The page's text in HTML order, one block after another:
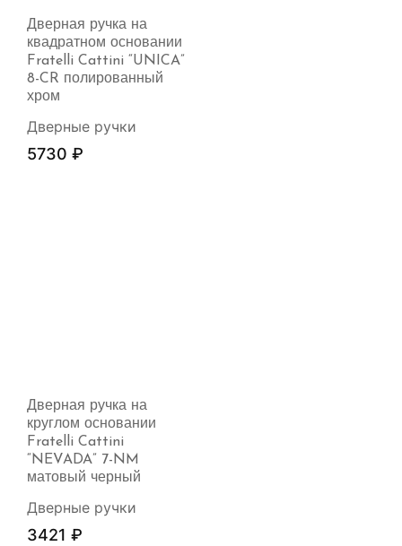
Дверная ручка на
квадратном основании
Fratelli Cattini “UNICA”
8-CR полированный
хром
Дверные ручки
5730 ₽
Дверная ручка на
круглом основании
Fratelli Cattini
“NEVADA” 7-NM
матовый черный
Дверные ручки
3421 ₽